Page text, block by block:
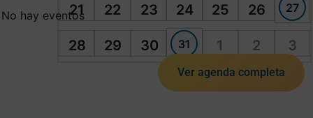
21 22 23 24 25 26 27
28 29 30 31 1 2 3
No hay eventos
Ver agenda completa